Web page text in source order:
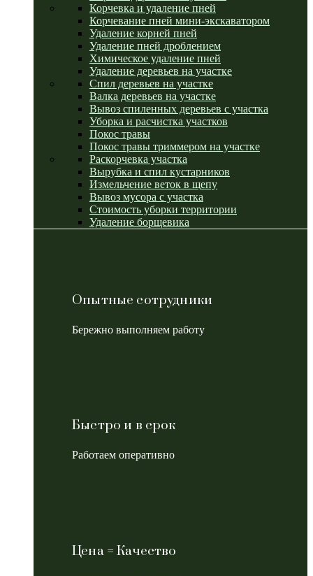
Корчевка и удаление пней
Корчевание пней мини-экскаватором
Удаление корней пней
Удаление пней дроблением
Химическое удаление пней
Удаление деревьев на участке
Спил деревьев на участке
Валка деревьев на участке
Вывоз спиленных деревьев с участка
Уборка и расчистка участков
Покос травы
Покос травы триммером на участке
Раскорчевка участка
Вырубка и спил кустарников
Измельчение веток в щепу
Вывоз мусора с участка
Стоимость уборки территории
Удаление борщевика
Опытные сотрудники
Бережно выполняем работу
Быстро и в срок
Работаем оперативно
Цена = Качество